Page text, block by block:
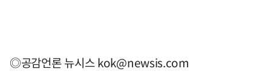
◎공감언론 뉴시스kok@newsis.com